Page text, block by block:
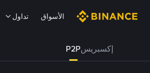
الأسواق تداول
إكسبريسP2P